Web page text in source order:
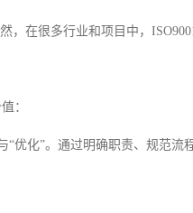
，在很多行业和项目中，
：
优化”。通过明确职责、规范流